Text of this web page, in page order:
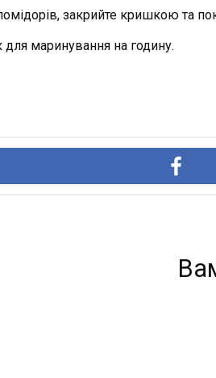
закрийте кришкою та
маринування на годину.